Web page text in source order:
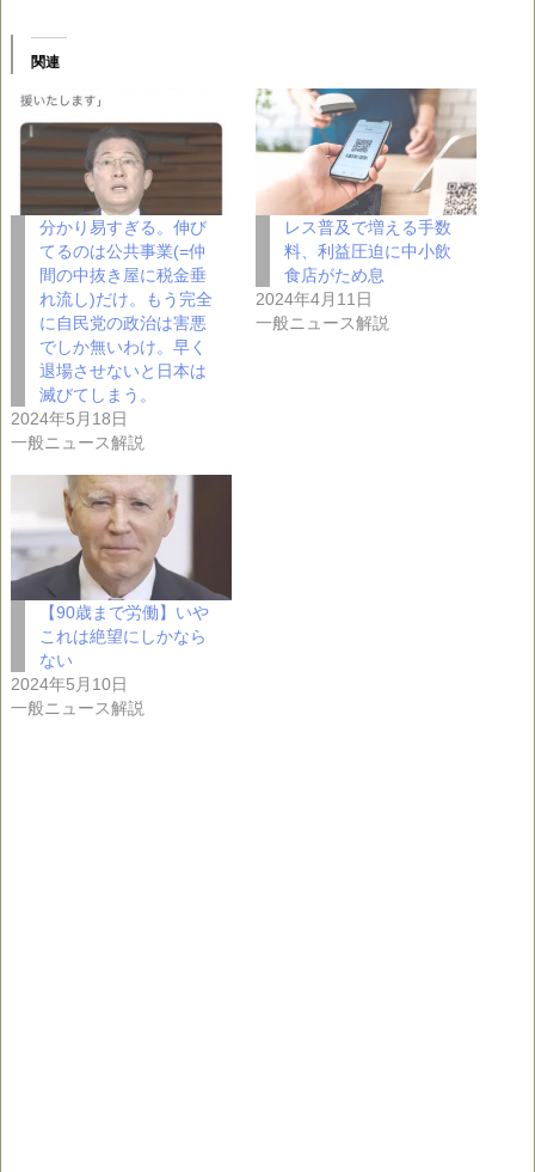
関連
分かり易すぎる。伸び
てるのは公共事業(=仲
間の中抜き屋に税金垂
れ流し)だけ。もう完全
に自民党の政治は害悪
でしか無いわけ。早く
退場させないと日本は
滅びてしまう。
2024年5月18日
一般ニュース解説
レス普及で増える手数
料、利益圧迫に中小飲
食店がため息
2024年4月11日
一般ニュース解説
【90歳まで労働】いや
これは絶望にしかなら
ない
2024年5月10日
一般ニュース解説